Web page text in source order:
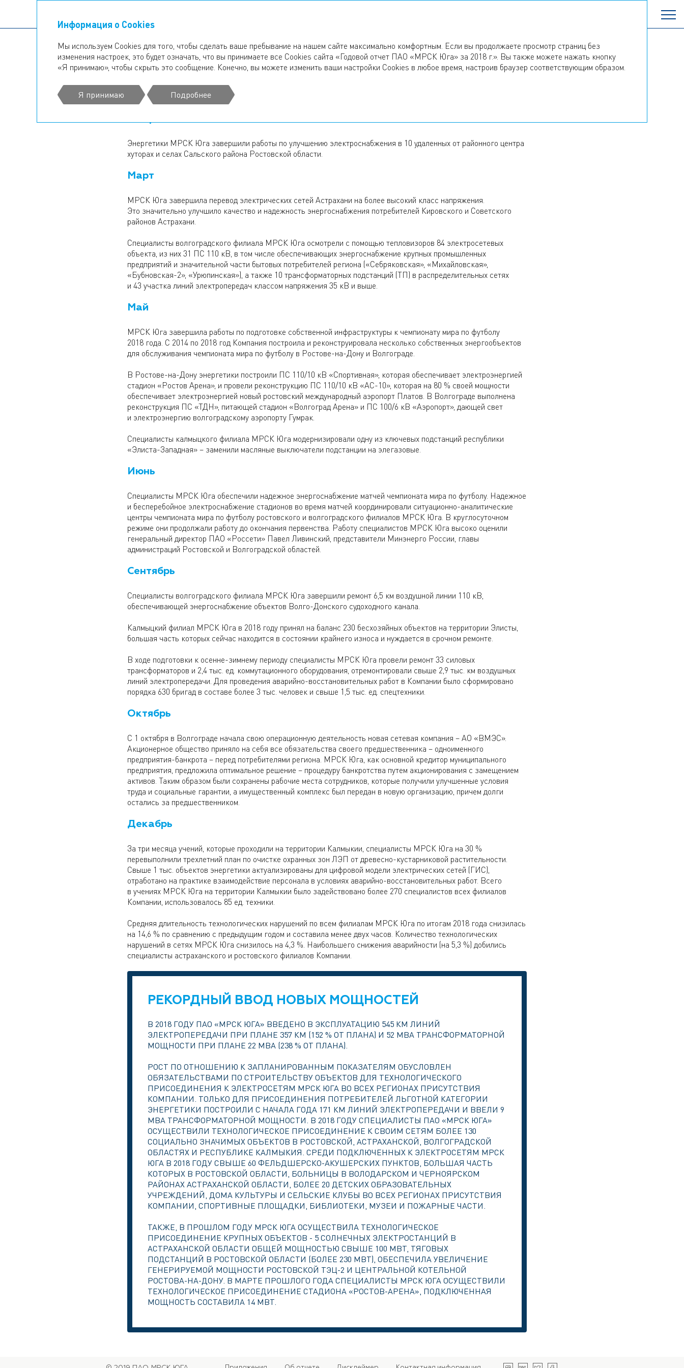
Стратегический отчет Инфраструктурные преобразования
ИНФРАСТРУКТУРНЫЕ ПРЕОБРАЗОВАНИЯ
Энергетики МРСК Юга завершили работы по улучшению электроснабжения в 10 удаленных от районного центра
хуторах и селах Сальского района Ростовской области.
Март
МРСК Юга завершила перевод электрических сетей Астрахани на более высокий класс напряжения.
Это значительно улучшило качество и надежность энергоснабжения потребителей Кировского и Советского
районов Астрахани.
Специалисты волгоградского филиала МРСК Юга осмотрели с помощью тепловизоров 84 электросетевых
объекта, из них 31 ПС 110 кВ, в том числе обеспечивающих энергоснабжение крупных промышленных
предприятий и значительной части бытовых потребителей региона («Себряковская», «Михайловская»,
«Бубновская-2», «Урюпинская»), а также 10 трансформаторных подстанций (ТП) в распределительных сетях
и 43 участка линий электропередач классом напряжения 35 кВ и выше.
Май
МРСК Юга завершила работы по подготовке собственной инфраструктуры к чемпионату мира по футболу
2018 года. С 2014 по 2018 год Компания построила и реконструировала несколько собственных энергообъектов
для обслуживания чемпионата мира по футболу в Ростове-на-Дону и Волгограде.
В Ростове-на-Дону энергетики построили ПС 110/10 кВ «Спортивная», которая обеспечивает электроэнергией
стадион «Ростов Арена», и провели реконструкцию ПС 110/10 кВ «АС-10», которая на 80 % своей мощности
обеспечивает электроэнергией новый ростовский международный аэропорт Платов. В Волгограде выполнена
реконструкция ПС «ТДН», питающей стадион «Волгоград Арена» и ПС 100/6 кВ «Аэропорт», дающей свет
и электроэнергию волгоградскому аэропорту Гумрак.
Специалисты калмыцкого филиала МРСК Юга модернизировали одну из ключевых подстанций республики
«Элиста-Западная» – заменили масляные выключатели подстанции на элегазовые.
Июнь
Специалисты МРСК Юга обеспечили надежное энергоснабжение матчей чемпионата мира по футболу. Надежное
и бесперебойное электроснабжение стадионов во время матчей координировали ситуационно-аналитические
центры чемпионата мира по футболу ростовского и волгоградского филиалов МРСК Юга. В круглосуточном
режиме они продолжали работу до окончания первенства. Работу специалистов МРСК Юга высоко оценили
генеральный директор ПАО «Россети» Павел Ливинский, представители Минэнерго России, главы
администраций Ростовской и Волгоградской областей.
Сентябрь
Специалисты волгоградского филиала МРСК Юга завершили ремонт 6,5 км воздушной линии 110 кВ,
обеспечивающей энергоснабжение объектов Волго-Донского судоходного канала.
Калмыцкий филиал МРСК Юга в 2018 году принял на баланс 230 бесхозяйных объектов на территории Элисты,
большая часть которых сейчас находится в состоянии крайнего износа и нуждается в срочном ремонте.
В ходе подготовки к осенне-зимнему периоду специалисты МРСК Юга провели ремонт 33 силовых
трансформаторов и 2,4 тыс. ед. коммутационного оборудования, отремонтировали свыше 2,9 тыс. км воздушных
линий электропередачи. Для проведения аварийно-восстановительных работ в Компании было сформировано
порядка 630 бригад в составе более 3 тыс. человек и свыше 1,5 тыс. ед. спецтехники.
Октябрь
С 1 октября в Волгограде начала свою операционную деятельность новая сетевая компания – АО «ВМЭС».
Акционерное общество приняло на себя все обязательства своего предшественника – одноименного
предприятия-банкрота – перед потребителями региона. МРСК Юга, как основной кредитор муниципального
предприятия, предложила оптимальное решение – процедуру банкротства путем акционирования с замещением
активов. Таким образом были сохранены рабочие места сотрудников, которые получили улучшенные условия
труда и социальные гарантии, а имущественный комплекс был передан в новую организацию, причем долги
остались за предшественником.
Декабрь
За три месяца учений, которые проходили на территории Калмыкии, специалисты МРСК Юга на 30 %
перевыполнили трехлетний план по очистке охранных зон ЛЭП от древесно-кустарниковой растительности.
Свыше 1 тыс. объектов энергетики актуализированы для цифровой модели электрических сетей (ГИС),
отработано на практике взаимодействие персонала в условиях аварийно-восстановительных работ. Всего
в учениях МРСК Юга на территории Калмыкии было задействовано более 270 специалистов всех филиалов
Компании, использовалось 85 ед. техники.
Средняя длительность технологических нарушений по всем филиалам МРСК Юга по итогам 2018 года снизилась
на 14,6 % по сравнению с предыдущим годом и составила менее двух часов. Количество технологических
нарушений в сетях МРСК Юга снизилось на 4,3 %. Наибольшего снижения аварийности (на 5,3 %) добились
специалисты астраханского и ростовского филиалов Компании.
РЕКОРДНЫЙ ВВОД НОВЫХ МОЩНОСТЕЙ
В 2018 ГОДУ ПАО «МРСК ЮГА» ВВЕДЕНО В ЭКСПЛУАТАЦИЮ 545 КМ ЛИНИЙ
ЭЛЕКТРОПЕРЕДАЧИ ПРИ ПЛАНЕ 357 КМ (152 % ОТ ПЛАНА) И 52 МВА ТРАНСФОРМАТОРНОЙ
МОЩНОСТИ ПРИ ПЛАНЕ 22 МВА (238 % ОТ ПЛАНА).
РОСТ ПО ОТНОШЕНИЮ К ЗАПЛАНИРОВАННЫМ ПОКАЗАТЕЛЯМ ОБУСЛОВЛЕН
ОБЯЗАТЕЛЬСТВАМИ ПО СТРОИТЕЛЬСТВУ ОБЪЕКТОВ ДЛЯ ТЕХНОЛОГИЧЕСКОГО
ПРИСОЕДИНЕНИЯ К ЭЛЕКТРОСЕТЯМ МРСК ЮГА ВО ВСЕХ РЕГИОНАХ ПРИСУТСТВИЯ
КОМПАНИИ. ТОЛЬКО ДЛЯ ПРИСОЕДИНЕНИЯ ПОТРЕБИТЕЛЕЙ ЛЬГОТНОЙ КАТЕГОРИИ
ЭНЕРГЕТИКИ ПОСТРОИЛИ С НАЧАЛА ГОДА 171 КМ ЛИНИЙ ЭЛЕКТРОПЕРЕДАЧИ И ВВЕЛИ 9
МВА ТРАНСФОРМАТОРНОЙ МОЩНОСТИ. В 2018 ГОДУ СПЕЦИАЛИСТЫ ПАО «МРСК ЮГА»
ОСУЩЕСТВИЛИ ТЕХНОЛОГИЧЕСКОЕ ПРИСОЕДИНЕНИЕ К СВОИМ СЕТЯМ БОЛЕЕ 130
СОЦИАЛЬНО ЗНАЧИМЫХ ОБЪЕКТОВ В РОСТОВСКОЙ, АСТРАХАНСКОЙ, ВОЛГОГРАДСКОЙ
ОБЛАСТЯХ И РЕСПУБЛИКЕ КАЛМЫКИЯ. СРЕДИ ПОДКЛЮЧЕННЫХ К ЭЛЕКТРОСЕТЯМ МРСК
ЮГА В 2018 ГОДУ СВЫШЕ 60 ФЕЛЬДШЕРСКО-АКУШЕРСКИХ ПУНКТОВ, БОЛЬШАЯ ЧАСТЬ
КОТОРЫХ В РОСТОВСКОЙ ОБЛАСТИ, БОЛЬНИЦЫ В ВОЛОДАРСКОМ И ЧЕРНОЯРСКОМ
РАЙОНАХ АСТРАХАНСКОЙ ОБЛАСТИ, БОЛЕЕ 20 ДЕТСКИХ ОБРАЗОВАТЕЛЬНЫХ
УЧРЕЖДЕНИЙ, ДОМА КУЛЬТУРЫ И СЕЛЬСКИЕ КЛУБЫ ВО ВСЕХ РЕГИОНАХ ПРИСУТСТВИЯ
КОМПАНИИ, СПОРТИВНЫЕ ПЛОЩАДКИ, БИБЛИОТЕКИ, МУЗЕИ И ПОЖАРНЫЕ ЧАСТИ.
ТАКЖЕ, В ПРОШЛОМ ГОДУ МРСК ЮГА ОСУЩЕСТВИЛА ТЕХНОЛОГИЧЕСКОЕ
ПРИСОЕДИНЕНИЕ КРУПНЫХ ОБЪЕКТОВ - 5 СОЛНЕЧНЫХ ЭЛЕКТРОСТАНЦИЙ В
АСТРАХАНСКОЙ ОБЛАСТИ ОБЩЕЙ МОЩНОСТЬЮ СВЫШЕ 100 МВТ, ТЯГОВЫХ
ПОДСТАНЦИЙ В РОСТОВСКОЙ ОБЛАСТИ (БОЛЕЕ 230 МВТ), ОБЕСПЕЧИЛА УВЕЛИЧЕНИЕ
ГЕНЕРИРУЕМОЙ МОЩНОСТИ РОСТОВСКОЙ ТЭЦ-2 И ЦЕНТРАЛЬНОЙ КОТЕЛЬНОЙ
РОСТОВА-НА-ДОНУ. В МАРТЕ ПРОШЛОГО ГОДА СПЕЦИАЛИСТЫ МРСК ЮГА ОСУЩЕСТВИЛИ
ТЕХНОЛОГИЧЕСКОЕ ПРИСОЕДИНЕНИЕ СТАДИОНА «РОСТОВ-АРЕНА», ПОДКЛЮЧЕННАЯ
МОЩНОСТЬ СОСТАВИЛА 14 МВТ.
Информация о Cookies
Мы используем Cookies для того, чтобы сделать ваше пребывание на нашем сайте максимально комфортным. Если вы продолжаете просмотр страниц без
изменения настроек, это будет означать, что вы принимаете все Cookies сайта «Годовой отчет ПАО «МРСК Юга» за 2018 г.». Вы также можете нажать кнопку
«Я принимаю», чтобы скрыть это сообщение. Конечно, вы можете изменить ваши настройки Cookies в любое время, настроив браузер соответствующим образом.
Я принимаю Подробнее